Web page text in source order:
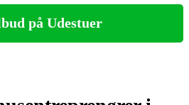
på Udestuer